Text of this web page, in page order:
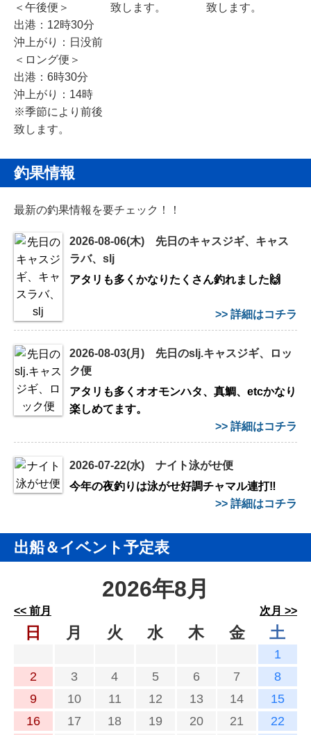
＜午後便＞
出港：12時30分
沖上がり：日没前
＜ロング便＞
出港：6時30分
沖上がり：14時
※季節により前後
致します。
致します。
致します。
釣果情報
最新の釣果情報を要チェック！！
2026-08-06(木) 先日のキャスジギ、キャス
ラバ、slj
アタリも多くかなりたくさん釣れました🙌
>> 詳細はコチラ
2026-08-03(月) 先日のslj.キャスジギ、ロッ
ク便
アタリも多くオオモンハタ、真鯛、etcかなり
楽しめてます。
>> 詳細はコチラ
2026-07-22(水) ナイト泳がせ便
今年の夜釣りは泳がせ好調チャマル連打‼️
>> 詳細はコチラ
出船＆イベント予定表
2026年8月
<< 前月 次月 >>
日 月 火 水 木 金 土
1
2
3 4 5 6 7
8
9
10 11 12 13 14
15
16
17 18 19 20 21
22